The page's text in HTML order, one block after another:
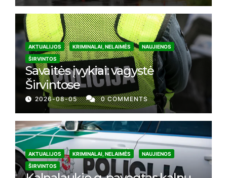
AKTUALIJOS KRIMINALAI, NELAIMĖS
NAUJIENOS
ŠIRVINTOS
Savaitės įvykiai: vagystė
Širvintose
2026-08-05 0 COMMENTS
AKTUALIJOS KRIMINALAI, NELAIMĖS
NAUJIENOS
ŠIRVINTOS